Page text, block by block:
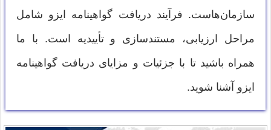
سازمان‌هاست. فرآیند دریافت گواهینامه ایزو شامل
مراحل ارزیابی، مستندسازی و تأییدیه است. با ما
همراه باشید تا با جزئیات و مزایای دریافت گواهینامه
ایزو آشنا شوید.